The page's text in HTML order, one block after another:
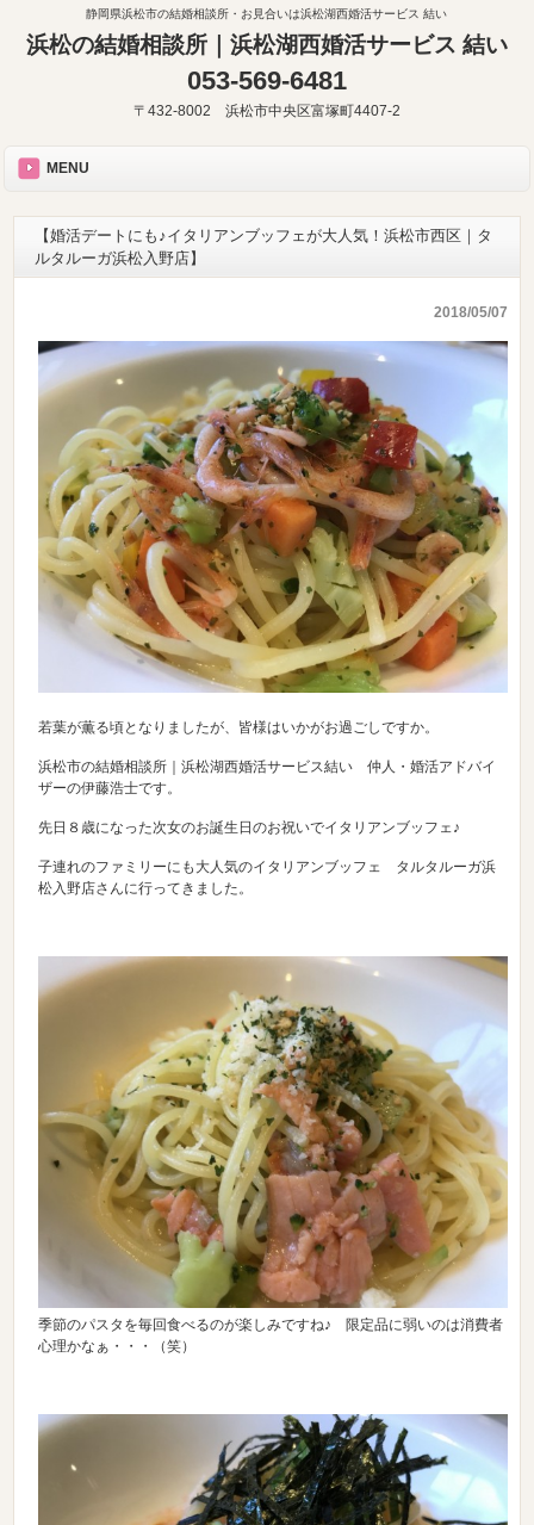
静岡県浜松市の結婚相談所・お見合いは浜松湖西婚活サービス 結い
浜松の結婚相談所｜浜松湖西婚活サービス 結い
053-569-6481
〒432-8002 浜松市中央区富塚町4407-2
MENU
【婚活デートにも♪イタリアンブッフェが大人気！浜松市西区｜タ
ルタルーガ浜松入野店】
2018/05/07
若葉が薫る頃となりましたが、皆様はいかがお過ごしですか。
浜松市の結婚相談所｜浜松湖西婚活サービス結い 仲人・婚活アドバイ
ザーの伊藤浩士です。
先日８歳になった次女のお誕生日のお祝いでイタリアンブッフェ♪
子連れのファミリーにも大人気のイタリアンブッフェ タルタルーガ浜
松入野店さんに行ってきました。
季節のパスタを毎回食べるのが楽しみですね♪ 限定品に弱いのは消費者
心理かなぁ・・・（笑）